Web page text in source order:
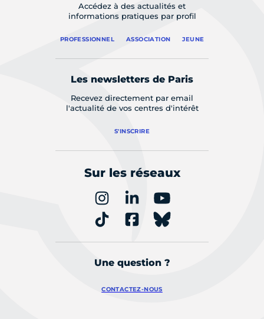
Accédez à des actualités et
informations pratiques par profil
PROFESSIONNEL ASSOCIATION JEUNE
Les newsletters de Paris
Recevez directement par email
l'actualité de vos centres d'intérêt
S'INSCRIRE
Sur les réseaux
Une question ?
CONTACTEZ-NOUS